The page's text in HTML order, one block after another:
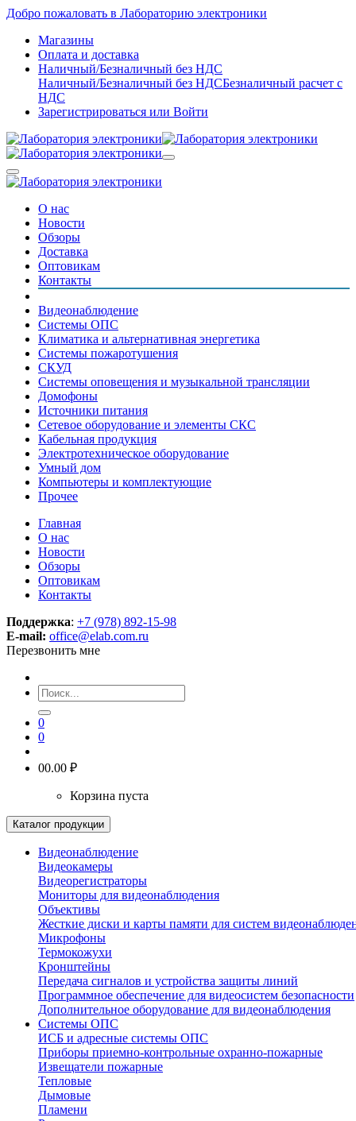
Добро пожаловать в Лабораторию электроники
Магазины
Оплата и доставка
Наличный/Безналичный без НДС
Наличный/Безналичный без НДСБезналичный расчет с
НДС
Зарегистрироваться или Войти
О нас
Новости
Обзоры
Доставка
Оптовикам
Контакты
Видеонаблюдение
Системы ОПС
Климатика и альтернативная энергетика
Системы пожаротушения
СКУД
Системы оповещения и музыкальной трансляции
Домофоны
Источники питания
Сетевое оборудование и элементы СКС
Кабельная продукция
Электротехническое оборудование
Умный дом
Компьютеры и комплектующие
Прочее
Главная
О нас
Новости
Обзоры
Оптовикам
Контакты
Поддержка: +7 (978) 892-15-98
E-mail: office@elab.com.ru
Перезвонить мне
0
0
00.00 ₽
Корзина пуста
Каталог продукции
Видеонаблюдение
Видеокамеры
Видеорегистраторы
Мониторы для видеонаблюдения
Объективы
Жесткие диски и карты памяти для систем
Микрофоны
Термокожухи
Кронштейны
Передача сигналов и устройства защиты линий
Программное обеспечение для видеосистем безопасности
Дополнительное оборудование для видеонаблюдения
Системы ОПС
ИСБ и адресные системы ОПС
Приборы приемно-контрольные охранно-пожарные
Извещатели пожарные
Тепловые
Дымовые
Пламени